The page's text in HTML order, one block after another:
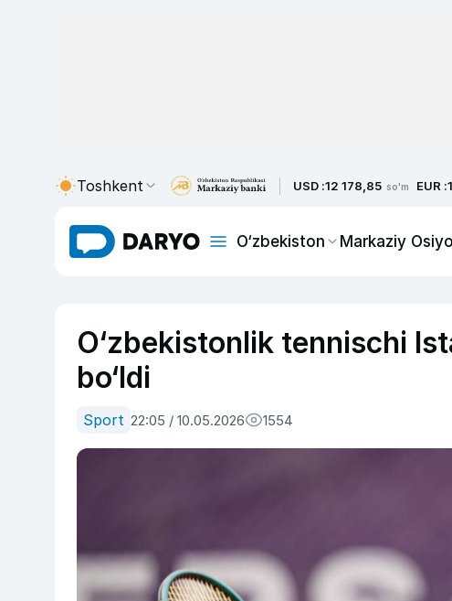
Toshkent USD :12 178,85 so'm EUR :
O‘zbekiston Markaziy Osiyo
O‘zbekistonlik tennischi
bo‘ldi
Sport 22:05 / 10.05.2026 1554